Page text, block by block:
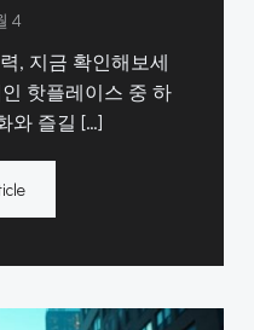
4
, 지금 확인해보세
핫플레이스 중 하
와 즐길 […]